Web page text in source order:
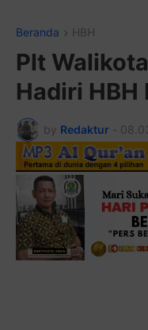
Beranda HBH
Plt
Hadiri HBH
by Redaktur -